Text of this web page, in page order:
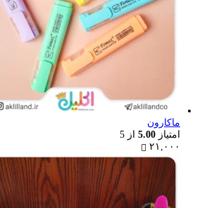
ماکارون
امتیاز 5.00 از 5
۲۱,۰۰۰